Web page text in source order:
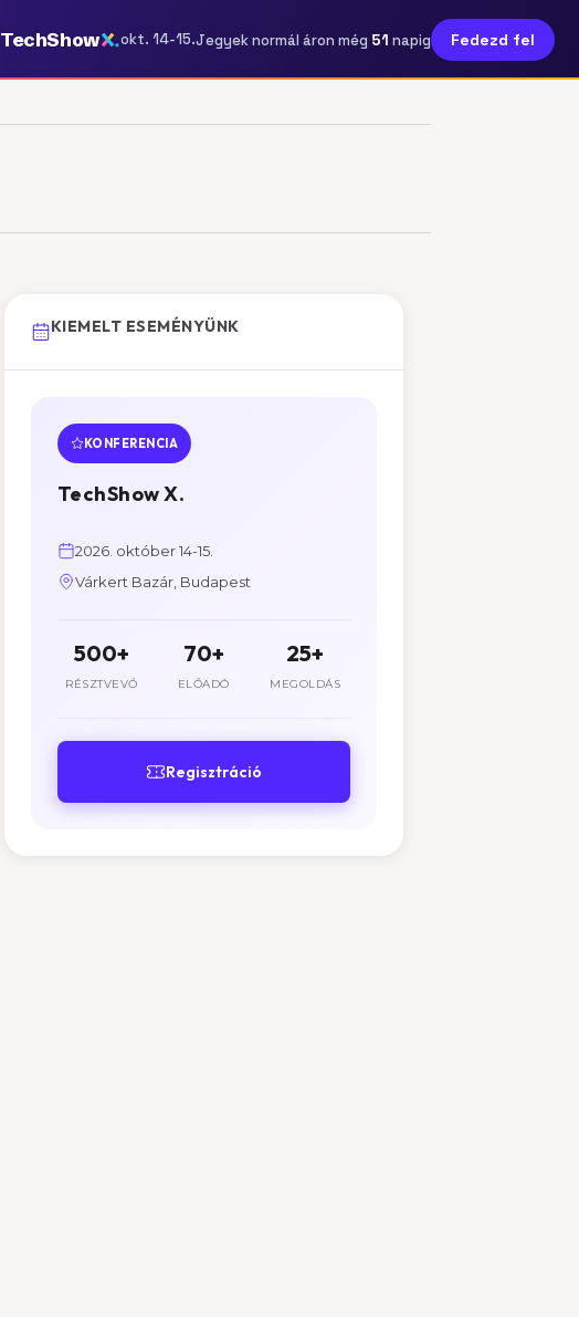
TechShow okt. 14-15.Jegyek normál áron még 51 napig Fedezd fel
KIEMELT ESEMÉNYÜNK
KONFERENCIA
TechShow X.
2026. október 14-15.
Várkert Bazár, Budapest
500+
RÉSZTVEVŐ
70+
ELŐADÓ
25+
MEGOLDÁS
Regisztráció